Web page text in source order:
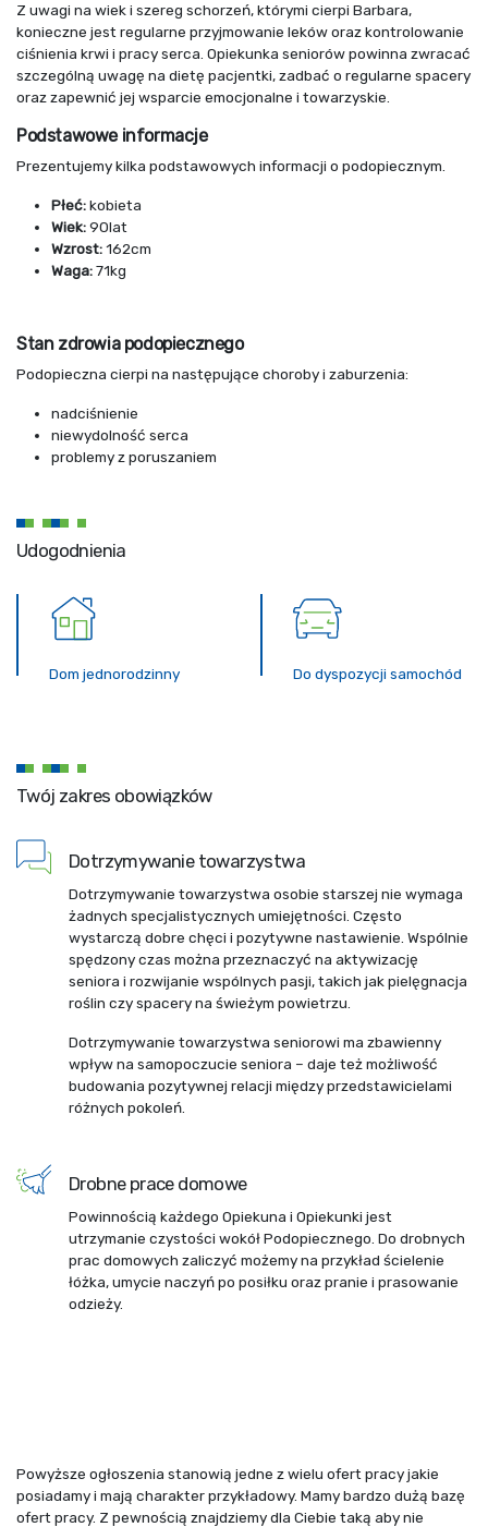
Z uwagi na wiek i szereg schorzeń, którymi cierpi Barbara,
konieczne jest regularne przyjmowanie leków oraz kontrolowanie
ciśnienia krwi i pracy serca. Opiekunka seniorów powinna zwracać
szczególną uwagę na dietę pacjentki, zadbać o regularne spacery
oraz zapewnić jej wsparcie emocjonalne i towarzyskie.
Podstawowe informacje
Prezentujemy kilka podstawowych informacji o podopiecznym.
Płeć:kobieta
Wiek:90lat
Wzrost:162cm
Waga:71kg
Stan zdrowia podopiecznego
Podopieczna cierpi na następujące choroby i zaburzenia:
nadciśnienie
niewydolność serca
problemy z poruszaniem
Udogodnienia
Dom jednorodzinny Do dyspozycji samochód
Twój zakres obowiązków
Dotrzymywanie towarzystwa
Dotrzymywanie towarzystwa osobie starszej nie wymaga
żadnych specjalistycznych umiejętności. Często
wystarczą dobre chęci i pozytywne nastawienie. Wspólnie
spędzony czas można przeznaczyć na aktywizację
seniora i rozwijanie wspólnych pasji, takich jak pielęgnacja
roślin czy spacery na świeżym powietrzu.
Dotrzymywanie towarzystwa seniorowi ma zbawienny
wpływ na samopoczucie seniora – daje też możliwość
budowania pozytywnej relacji między przedstawicielami
różnych pokoleń.
Drobne prace domowe
Powinnością każdego Opiekuna i Opiekunki jest
utrzymanie czystości wokół Podopiecznego. Do drobnych
prac domowych zaliczyć możemy na przykład ścielenie
łóżka, umycie naczyń po posiłku oraz pranie i prasowanie
odzieży.
Powyższe ogłoszenia stanowią jedne z wielu ofert pracy jakie
posiadamy i mają charakter przykładowy. Mamy bardzo dużą bazę
ofert pracy. Z pewnością znajdziemy dla Ciebie taką aby nie